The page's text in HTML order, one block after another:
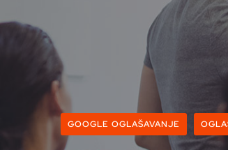
GOOGLE OGLAŠAVANJE